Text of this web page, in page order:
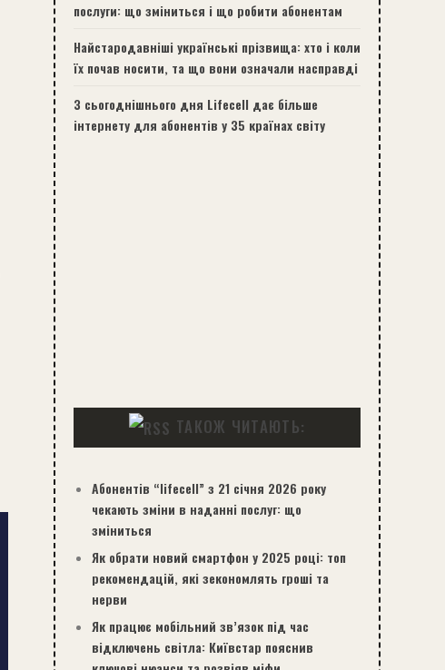
послуги: що зміниться і що робити абонентам
Найстародавніші українські прізвища: хто і коли
їх почав носити, та що вони означали насправді
З сьогоднішнього дня Lifecell дає більше
інтернету для абонентів у 35 країнах світу
ТАКОЖ ЧИТАЮТЬ:
Абонентів “lifecell” з 21 січня 2026 року
чекають зміни в наданні послуг: що
зміниться
Як обрати новий смартфон у 2025 році: топ
рекомендацій, які зекономлять гроші та
нерви
Як працює мобільний зв’язок під час
відключень світла: Київстар пояснив